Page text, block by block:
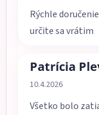
Rýchle
určite sa vrátim
Patrícia
Hodnotenie
10.4.2026
Všetko bolo